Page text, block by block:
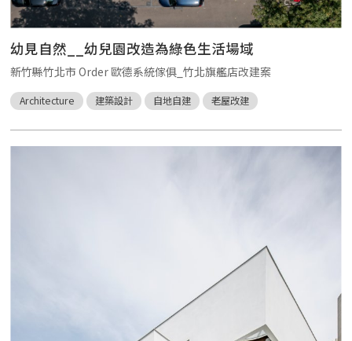
幼見自然__幼兒園改造為綠色生活場域
新竹縣竹北市 Order 歐德系統傢俱_竹北旗艦店改建案
Architecture 建築設計 自地自建 老屋改建